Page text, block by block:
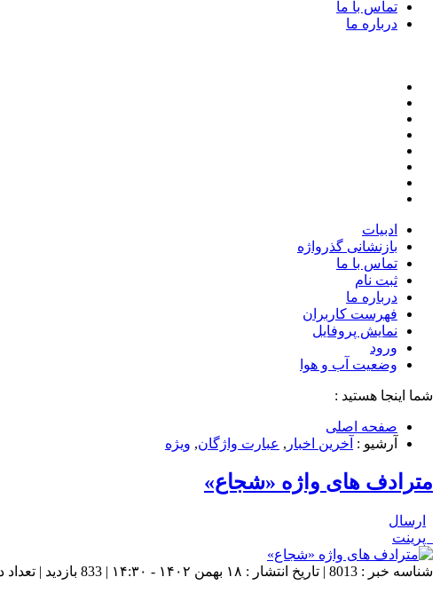
تماس با ما
درباره ما
ادبیات
بازنشانی گذرواژه
تماس با ما
ثبت نام
درباره ما
فهرست کاربران
نمایش پروفایل
ورود
وضعیت آب و هوا
شما اینجا هستید :
صفحه اصلی
آرشیو : آخرین اخبار , عبارت واژگان, ویژه
مترادف های واژه «شجاع»
ارسال
پرینت
شناسه خبر : 8013 | تاریخ انتشار : ۱۸ بهمن ۱۴۰۲ - ۱۴:۳۰ | 833 بازدید | تعداد دیدگاه :